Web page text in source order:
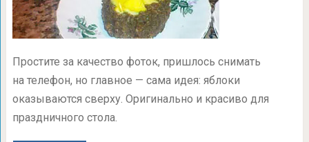
Простите за качество фоток, пришлось снимать
на телефон, но главное — сама идея: яблоки
оказываются сверху. Оригинально и красиво для
праздничного стола.